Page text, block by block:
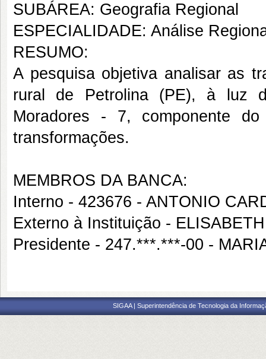
SUBÁREA: Geografia Regional
ESPECIALIDADE: Análise
RESUMO:
A pesquisa objetiva analisar as
rural de Petrolina (PE), à luz
Moradores - 7, componente
transformações.
MEMBROS DA BANCA:
Interno - 423676 - ANTONIO
Externo à Instituição -
Presidente - 247.***.***-00 -
SIGAA | Superintendência de Tecnologia da